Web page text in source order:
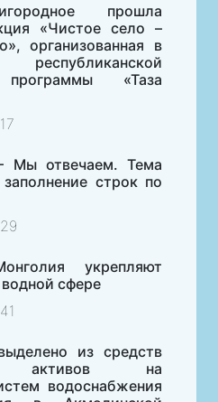
прошла
«Чистое село –
организованная в
программы «Таза
Мы отвечаем. Тема
строк по
укрепляют
сфере
из средств
активов на
водоснабжения